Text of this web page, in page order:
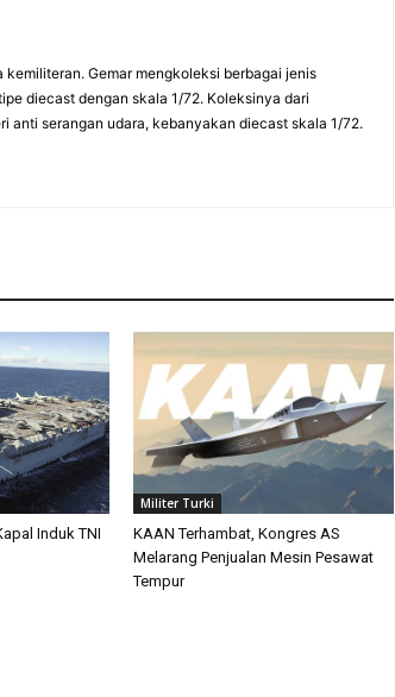
Gemar mengkoleksi berbagai jenis
diecast dengan skala 1/72. Koleksinya dari
anti serangan udara, kebanyakan diecast skala 1/72.
Induk TNI
Militer Turki
KAAN Terhambat, Kongres AS
Melarang Penjualan Mesin Pesawat
Tempur